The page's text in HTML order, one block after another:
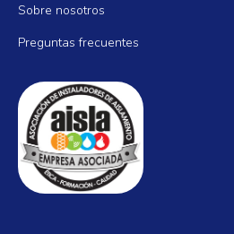
Sobre nosotros
Preguntas frecuentes